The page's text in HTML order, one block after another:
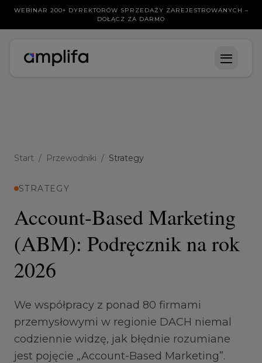
WEBINAR 200+ DYREKTORÓW SPRZEDAŻY ZAREJESTROWANYCH –
DOŁĄCZ ZA DARMO
Start / Przewodniki / Strategy
STRATEGY
Account-Based Marketing
(ABM): Podręcznik na rok
2026
We współpracy z ponad 80 firmami
przemysłowymi w regionie DACH niemal
codziennie widzę, jak błędnie rozumiane
jest pojęcie „Account-Based Marketing”.